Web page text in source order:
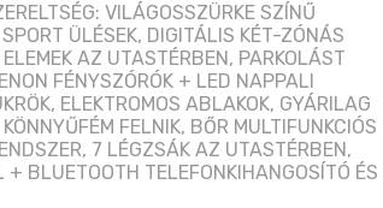
VILÁGOSSZÜRKE SZÍNŰ
ÜLÉSEK, DIGITÁLIS KÉT-ZÓNÁS
AZ UTASTÉRBEN, PARKOLÁST
FÉNYSZÓRÓK + LED NAPPALI
ELEKTROMOS ABLAKOK, GYÁRILAG
FELNIK, BŐR MULTIFUNKCIÓS
7 LÉGZSÁK AZ UTASTÉRBEN,
BLUETOOTH TELEFONKIHANGOSÍTÓ ÉS